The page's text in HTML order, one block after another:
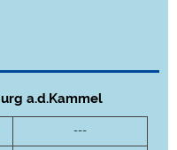
a.d.Kammel
---